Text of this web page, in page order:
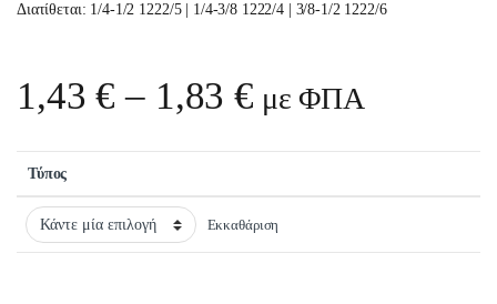
Διατίθεται: 1/4-1/2 1222/5 | 1/4-3/8 1222/4 | 3/8-1/2 1222/6
1,43€ – 1,83€ Price range:
με ΦΠΑ
Τύπος
Εκκαθάριση